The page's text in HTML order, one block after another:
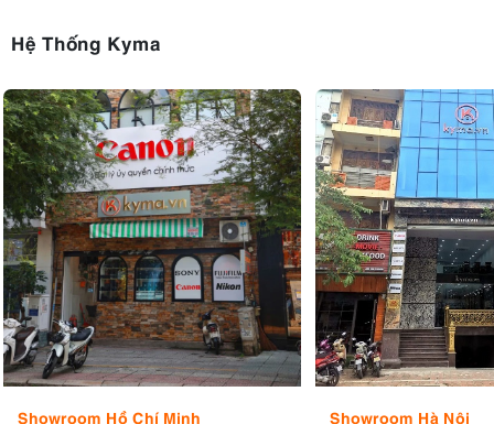
Hệ Thống Kyma
Showroom Hồ Chí Minh Showroom Hà Nội